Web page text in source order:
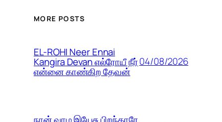
MORE POSTS
EL-ROHI Neer Ennai
Kangira Devan எல்ரோயீ நீர்
என்னை காண்கிற தேவன்
04/08/2026